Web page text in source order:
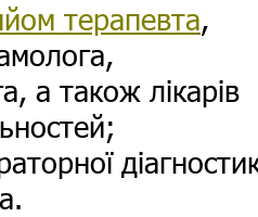
терапевта,
а також лікарів